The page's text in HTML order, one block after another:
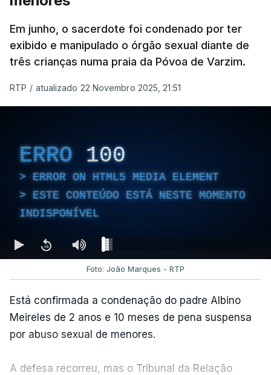
Em junho, o sacerdote foi condenado por ter
exibido e manipulado o órgão sexual diante de
três crianças numa praia da Póvoa de Varzim.
RTP / atualizado 22 Novembro 2025, 21:51
ERRO 100
ERROR ON HTML5 MEDIA ELEMENT
ESTE CONTEÚDO ESTÁ NESTE MOMENTO
INDISPONÍVEL
Foto: João Marques - RTP
Está confirmada a condenação do padre Albino
Meireles de 2 anos e 10 meses de pena suspensa
por abuso sexual de menores.
A defesa recorreu, mas o Tribunal da Relação